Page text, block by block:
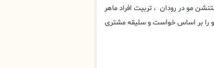
مو در رودان ، تربیت افراد ماهر
را بر اساس خواست و سلیقه مشتری